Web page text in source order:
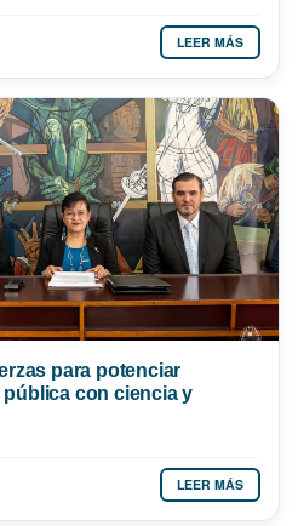
LEER MÁS
para potenciar
con ciencia y
LEER MÁS